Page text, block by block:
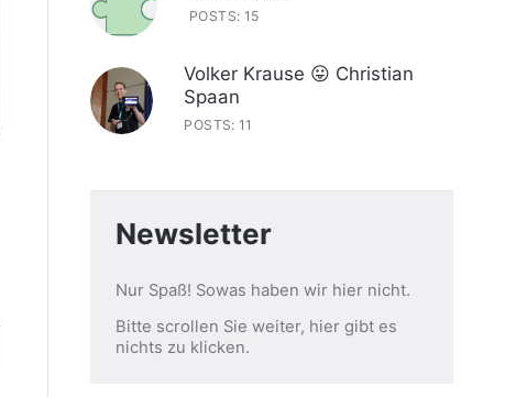
POSTS: 15
Volker Krause 😛 Christian
Spaan
POSTS: 11
Newsletter
Nur Spaß! Sowas haben wir hier nicht.
Bitte scrollen Sie weiter, hier gibt es
nichts zu klicken.